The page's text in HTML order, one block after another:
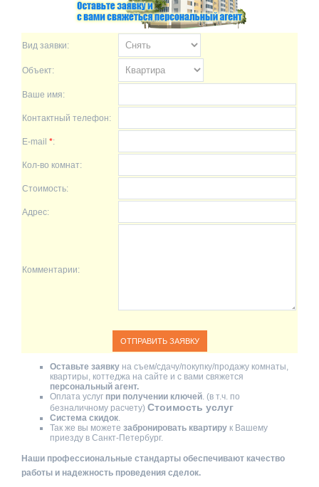
Вид заявки:
Объект:
Ваше имя:
Контактный телефон:
E-mail *:
Кол-во комнат:
Стоимость:
Адрес:
Комментарии:
Оставьте заявку на съем/сдачу/покупку/продажу комнаты,
квартиры, коттеджа на сайте и с вами свяжется
персональный агент.
Оплата услуг при получении ключей . (в т.ч. по
безналичному расчету) Стоимость услуг
Система скидок
Так же вы можете забронировать квартиру к Вашему
приезду в Санкт-Петербург.
Наши профессиональные стандарты обеспечивают качество
работы и надежность проведения сделок.